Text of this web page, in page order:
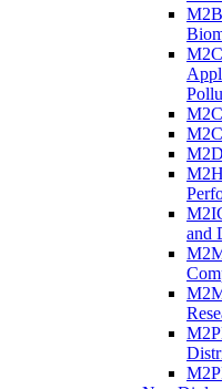
and